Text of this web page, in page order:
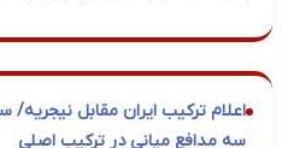
اعلام ترکیب ایران مقابل نیجریه/
سه مدافع میانی در ترکیب اصلی